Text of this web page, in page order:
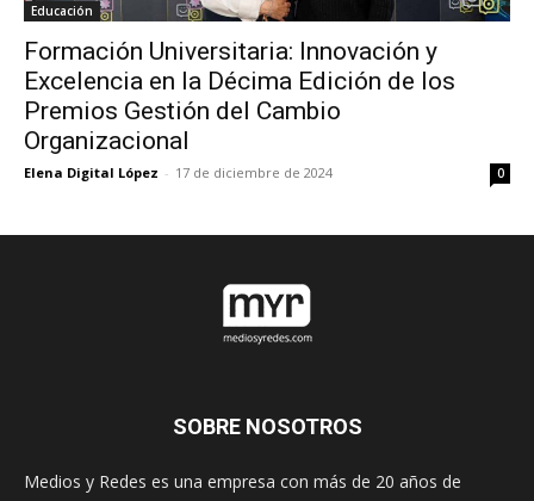
Educación
Formación Universitaria: Innovación y
Excelencia en la Décima Edición de los
Premios Gestión del Cambio
Organizacional
Elena Digital López - 17 de diciembre de 2024 0
SOBRE NOSOTROS
Medios y Redes es una empresa con más de 20 años de